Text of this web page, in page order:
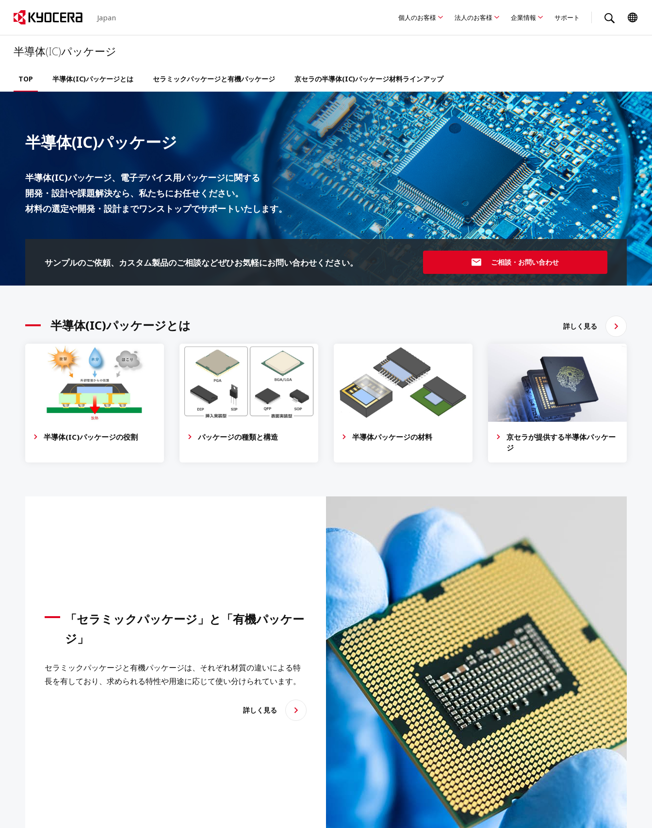
Japan 個人のお客様 法人のお客様 企業情報 サポート
半導体(IC)パッケージ
TOP 半導体(IC)パッケージとは セラミックパッケージと有機パッケージ 京セラの半導体(IC)パッケージ材料ラインアップ
半導体(IC)パッケージ
半導体(IC)パッケージ、電子デバイス用パッケージに関する
開発・設計や課題解決なら、私たちにお任せください。
材料の選定や開発・設計までワンストップでサポートいたします。
サンプルのご依頼、カスタム製品のご相談などぜひお気軽にお問い合わせください。 ご相談・お問い合わせ
半導体(IC)パッケージとは
半導体(IC)パッケージの役割 パッケージの種類と構造 半導体パッケージの材料
京セラが提供する半導体パッケー
ジ
詳しく見る
「セラミックパッケージ」と 「有機パッケー
ジ」
セラミックパッケージと有機パッケージは、それぞれ材質の違いによる特
長を有しており、求められる特性や用途に応じて使い分けられています。
詳しく見る